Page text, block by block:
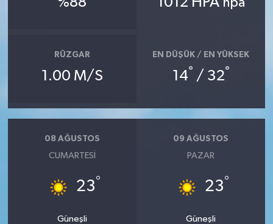
hpa
RÜZGAR
1.00 M/S
EN DÜŞÜK / EN YÜKSEK
14° / 32°
08 AĞUSTOS
CUMARTESI
23°
Güneşli
09 AĞUSTOS
PAZAR
23°
Güneşli